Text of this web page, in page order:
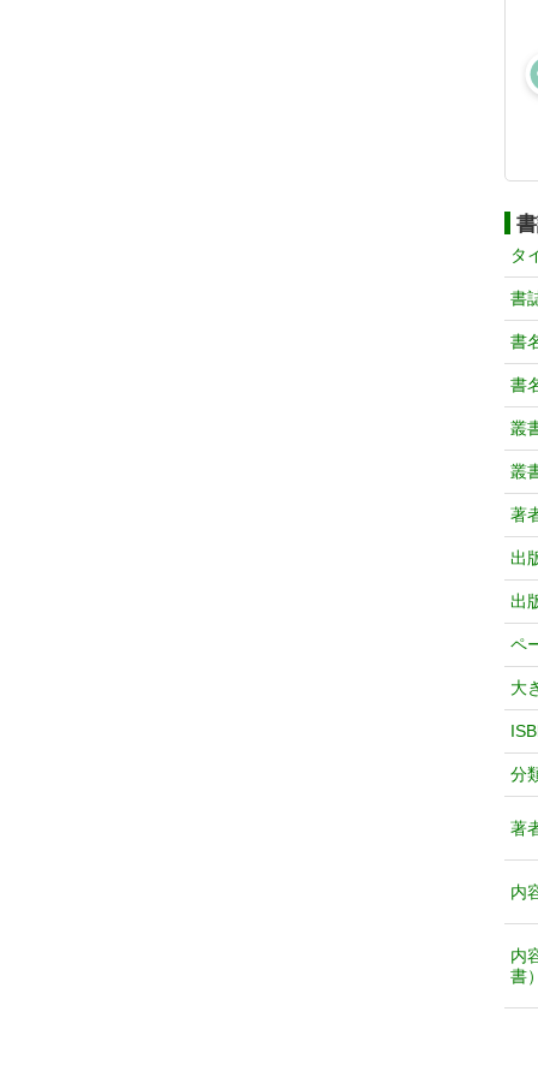
タ
書
書
書
叢
叢
著
出
出
ペ
大
分
著
内
内
書）